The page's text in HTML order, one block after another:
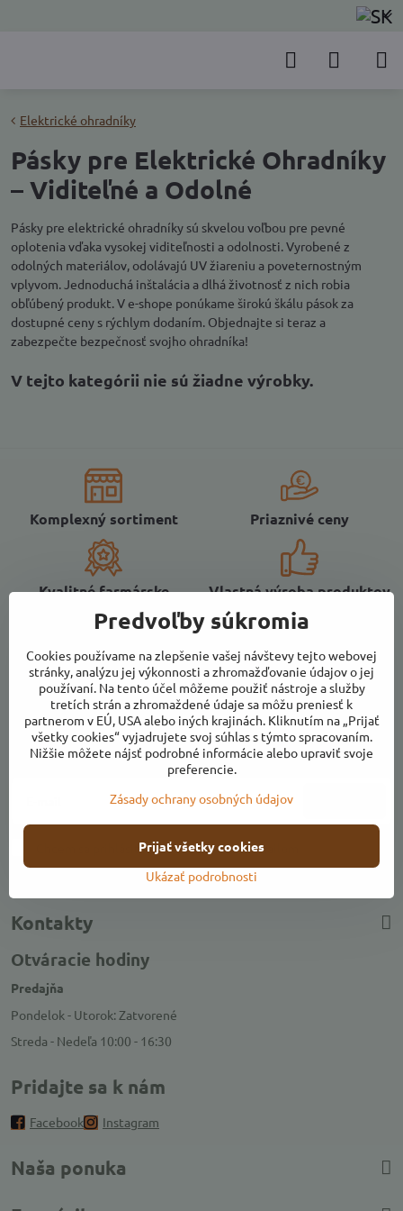
Elektrické ohradníky
Pásky pre Elektrické Ohradníky
– Viditeľné a Odolné
Pásky pre elektrické ohradníky sú skvelou voľbou pre pevné
oplotenia vďaka vysokej viditeľnosti a odolnosti. Vyrobené z
odolných materiálov, odolávajú UV žiareniu a poveternostným
vplyvom. Jednoduchá inštalácia a dlhá životnosť z nich robia
obľúbený produkt. V e-shope ponúkame širokú škálu pások za
dostupné ceny s rýchlym dodaním. Objednajte si teraz a
zabezpečte bezpečnosť svojho ohradníka!
Komplexný sortiment Priaznivé ceny
Kvalitné farmárske
Vlastná výroba produktov
z ovocia
Newsletter
Odoberať naše novinky:
Chcem sa prihlásiť k odberu noviniek e-mailom
Kontakty
Otváracie hodiny
Predajňa
Pondelok - Utorok: Zatvorené
Streda - Nedeľa 10:00 - 16:30
Pridajte sa k nám
Facebook Instagram
Naša ponuka
Predvoľby súkromia
Cookies používame na zlepšenie vašej návštevy tejto webovej
stránky, analýzu jej výkonnosti a zhromažďovanie údajov o jej
používaní. Na tento účel môžeme použiť nástroje a služby
tretích strán a zhromaždené údaje sa môžu preniesť k
partnerom v EÚ, USA alebo iných krajinách. Kliknutím na „Prijať
všetky cookies“ vyjadrujete svoj súhlas s týmto spracovaním.
Nižšie môžete nájsť podrobné informácie alebo upraviť svoje
preferencie.
Zásady ochrany osobných údajov
Ukázať podrobnosti
Prijať všetky cookies